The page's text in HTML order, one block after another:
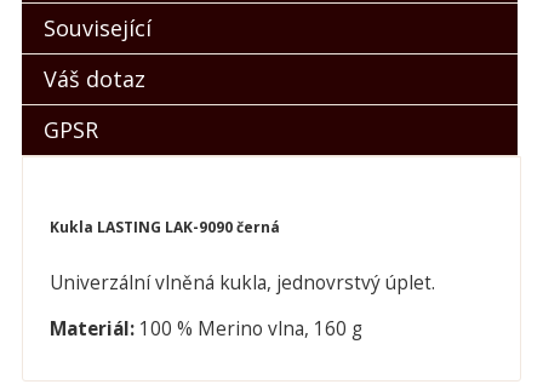
Související
Váš dotaz
GPSR
Kukla LASTING LAK-9090 černá
Univerzální vlněná kukla, jednovrstvý úplet.
Materiál:100 % Merino vlna, 160 g